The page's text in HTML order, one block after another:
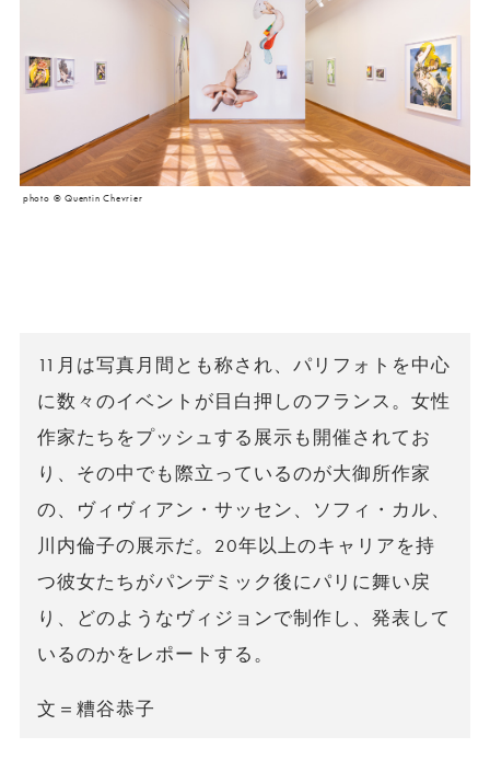
photo © Quentin Chevrier
11月は写真月間とも称され、パリフォトを中心
に数々のイベントが目白押しのフランス。女性
作家たちをプッシュする展示も開催されてお
り、その中でも際立っているのが大御所作家
の、ヴィヴィアン・サッセン、ソフィ・カル、
川内倫子の展示だ。20年以上のキャリアを持
つ彼女たちがパンデミック後にパリに舞い戻
り、どのようなヴィジョンで制作し、発表して
いるのかをレポートする。
文＝糟谷恭子